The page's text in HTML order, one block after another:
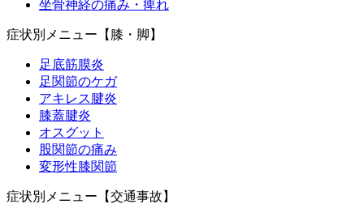
坐骨神経の痛み・痺れ
症状別メニュー【膝・脚】
足底筋膜炎
足関節のケガ
アキレス腱炎
膝蓋腱炎
オスグット
股関節の痛み
変形性膝関節
症状別メニュー【交通事故】